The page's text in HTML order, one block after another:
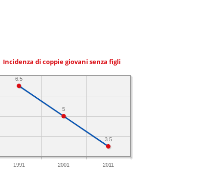
Incidenza di coppie giovani senza figli
1991 2001 2011
3.5
5
6.5